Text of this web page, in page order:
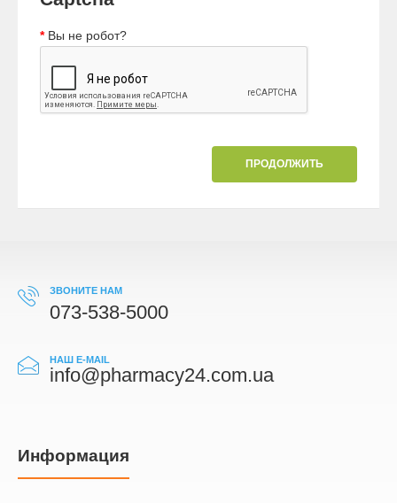
Вы не робот?
ПРОДОЛЖИТЬ
ЗВОНИТЕ НАМ
073-538-5000
НАШ E-MAIL
info@pharmacy24.com.ua
Информация